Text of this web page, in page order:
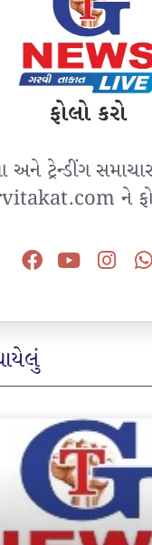
ફોલો કરો
અને ટ્રેન્ડીંગ
ને